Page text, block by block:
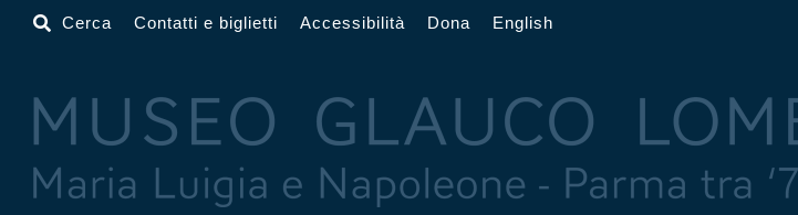
Salta
Cerca Contatti e biglietti Accessibilità Dona English